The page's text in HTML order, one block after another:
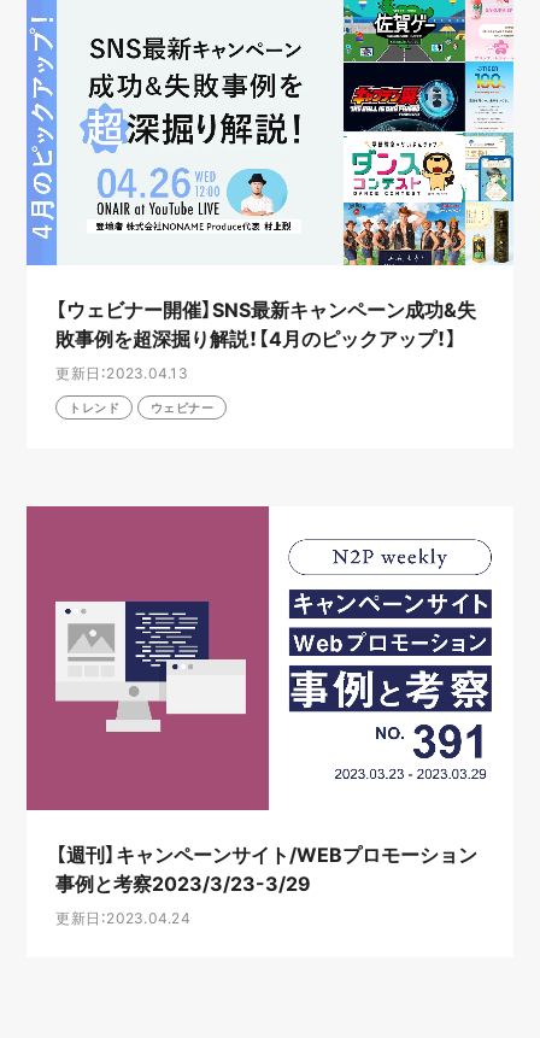
【ウェビナー開催】SNS最新キャンペーン成功&失
敗事例を超深掘り解説！【4月のピックアップ！】
更新日：2023.04.13
トレンド ウェビナー
【週刊】キャンペーンサイト/WEBプロモーション
事例と考察2023/3/23-3/29
更新日：2023.04.24